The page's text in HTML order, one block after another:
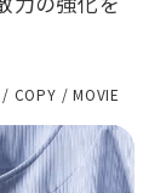
COPY / MOVIE